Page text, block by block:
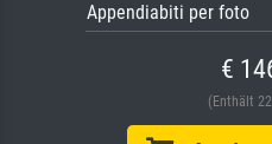
Appendiabiti per foto
€
(Enthält